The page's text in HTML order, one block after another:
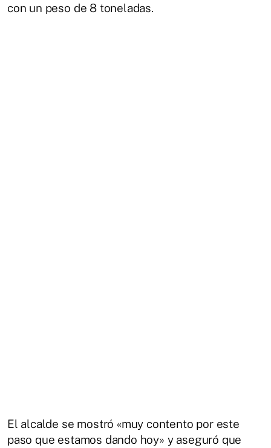
con un peso de 8 toneladas.
El alcalde se mostró «muy contento por este
paso que estamos dando hoy» y aseguró que